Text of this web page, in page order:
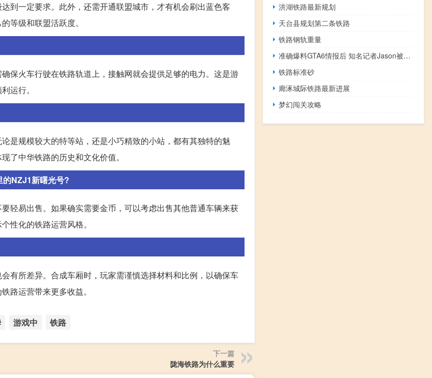
到一定要求。此外，还需开通联盟城市，才有机会刷出蓝色客
等级和联盟活跃度。
保火车行驶在铁路轨道上，接触网就会提供足够的电力。这是游
运行。
是规模较大的特等站，还是小巧精致的小站，都有其独特的魅
了中华铁路的历史和文化价值。
的NZJ1新曙光号?
轻易出售。如果确实需要金币，可以考虑出售其他普通车辆来获
性化的铁路运营风格。
有所差异。合成车厢时，玩家需谨慎选择材料和比例，以确保车
路运营带来更多收益。
游戏中 铁路
下一篇
陇海铁路为什么重要
洪湖铁路最新规划
天台县规划第二条铁路
铁路钢轨重量
准确爆料GTA6情报后 知名记者Jason被玩家捧上神坛
铁路标准砂
廊涿城际铁路最新进展
梦幻闯关攻略